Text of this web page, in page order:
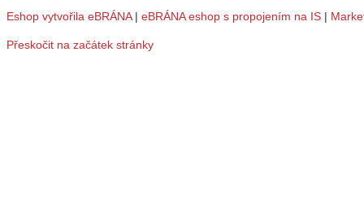
Eshop vytvořila eBRÁNA| eBRÁNA eshop s propojením na IS |
Přeskočit na začátek stránky